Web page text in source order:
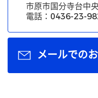
市原市国分寺台中
電話：0436-23-
メールでの